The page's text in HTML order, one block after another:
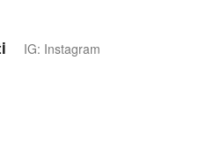
IG: Instagram